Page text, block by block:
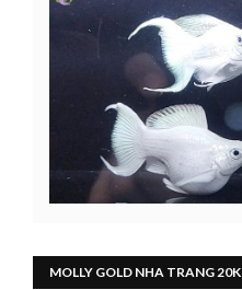
MOLLY GOLD NHA TRANG 20K